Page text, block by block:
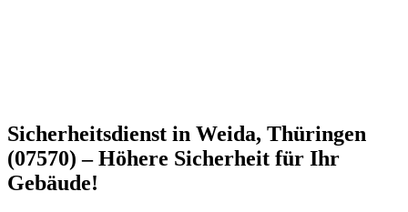
Sicherheitsdienst in Weida, Thüringen
(07570) – Höhere Sicherheit für Ihr
Gebäude!